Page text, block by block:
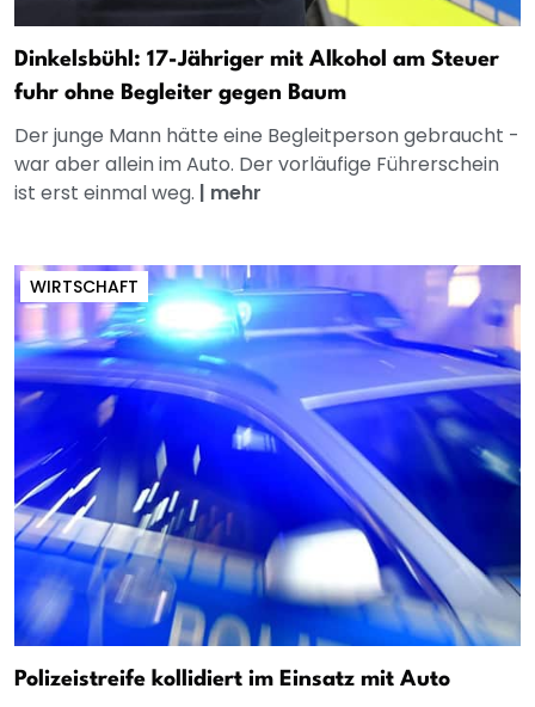
Dinkelsbühl: 17-Jähriger mit Alkohol am Steuer
fuhr ohne Begleiter gegen Baum
Der junge Mann hätte eine Begleitperson gebraucht -
war aber allein im Auto. Der vorläufige Führerschein
ist erst einmal weg. | mehr
WIRTSCHAFT
Polizeistreife kollidiert im Einsatz mit Auto